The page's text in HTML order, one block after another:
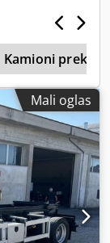
Kamioni preko
Mali oglas